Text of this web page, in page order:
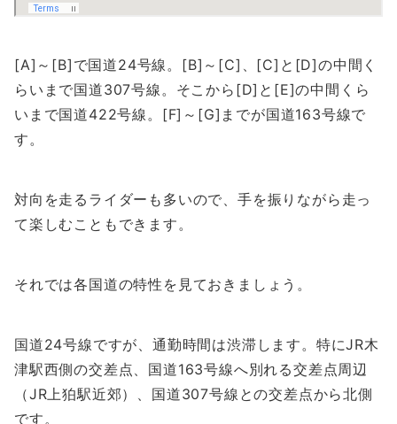
[A]～[B]で国道24号線。[B]～[C]、[C]と[D]の中間く
らいまで国道307号線。そこから[D]と[E]の中間くら
いまで国道422号線。[F]～[G]までが国道163号線で
す。
対向を走るライダーも多いので、手を振りながら走っ
て楽しむこともできます。
それでは各国道の特性を見ておきましょう。
国道24号線ですが、通勤時間は渋滞します。特にJR木
津駅西側の交差点、国道163号線へ別れる交差点周辺
（JR上狛駅近郊）、国道307号線との交差点から北側
です。